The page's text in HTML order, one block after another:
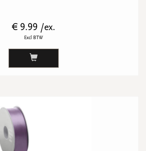
€ 9.99 /ex.
Excl BTW